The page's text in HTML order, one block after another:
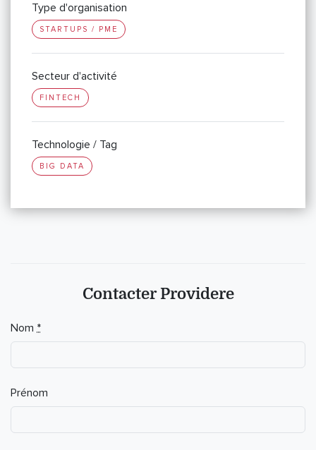
Type d'organisation
STARTUPS / PME
Secteur d'activité
FINTECH
Technologie / Tag
BIG DATA
Contacter Providere
If you
are a
this
field
Nom *
Prénom